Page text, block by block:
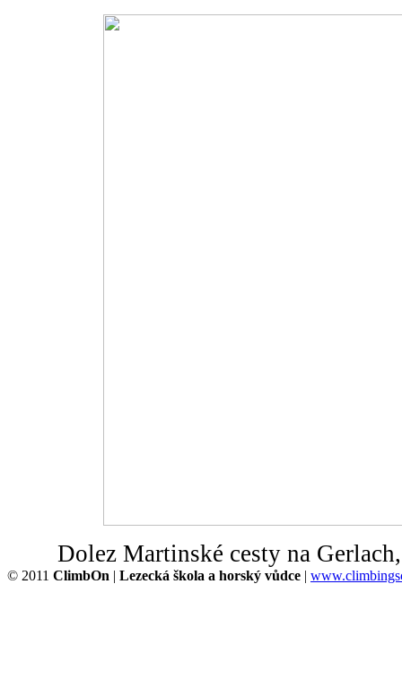
Dolez Martinské cesty na
© 2011 ClimbOn | Lezecká škola a horský vůdce |